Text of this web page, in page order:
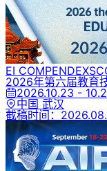
EI COMPENDEX
2026年第六届教育
2026.10.23 -
中国 武汉
截稿时间：